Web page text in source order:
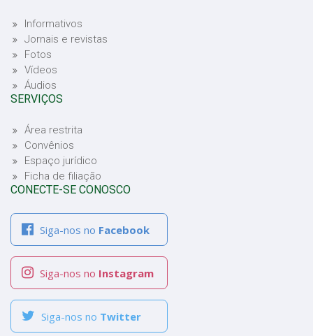
Informativos
Jornais e revistas
Fotos
Vídeos
Áudios
SERVIÇOS
Área restrita
Convênios
Espaço jurídico
Ficha de filiação
CONECTE-SE CONOSCO
Siga-nos no Facebook
Siga-nos no Instagram
Siga-nos no Twitter